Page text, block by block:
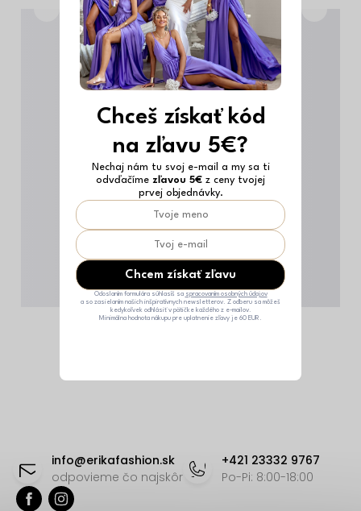
info@erikafashion.sk
odpovieme čo najskôr
+421 23332 9767
Po-Pi: 8:00-18:00
Chceš získať kód
na zľavu 5€?
Nechaj nám tu svoj e-mail a my sa ti
odvďačíme zľavou 5€ z ceny tvojej
prvej objednávky.
Chcem získať zľavu
Odoslaním formulára súhlasíš sa spracovaním osobných údajov
a so zasielaním našich inšpiratívnych newsletterov. Z odberu sa môžeš
kedykoľvek odhlásiť v pätičke každého z e-mailov.
Minimálna hodnota nákupu pre uplatnenie zľavy je 60 EUR.